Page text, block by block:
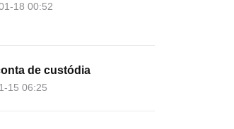
18 00:52
de custódia
15 06:25